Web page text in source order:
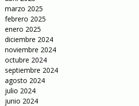
marzo 2025
febrero 2025
enero 2025
diciembre 2024
noviembre 2024
octubre 2024
septiembre 2024
agosto 2024
julio 2024
junio 2024